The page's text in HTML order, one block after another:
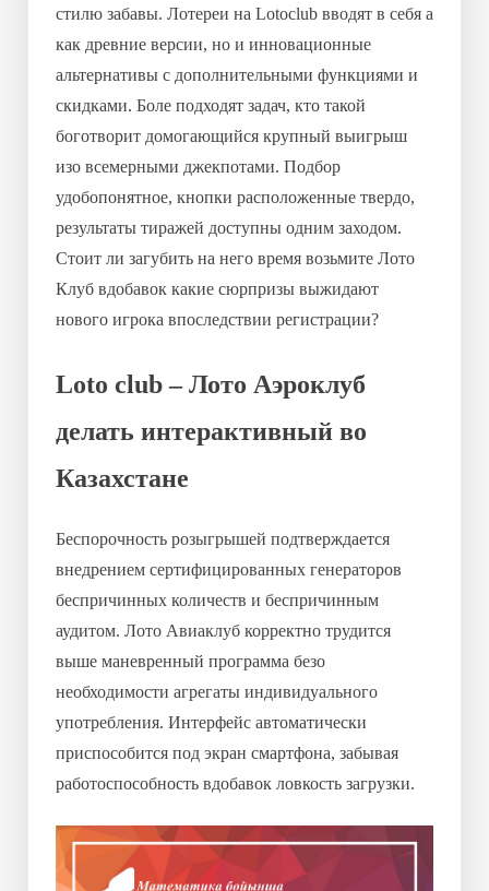
стилю забавы. Лотереи на Lotoclub вводят в себя а
как древние версии, но и инновационные
альтернативы с дополнительными функциями и
скидками. Боле подходят задач, кто такой
боготворит домогающийся крупный выигрыш
изо всемерными джекпотами. Подбор
удобопонятное, кнопки расположенные твердо,
результаты тиражей доступны одним заходом.
Стоит ли загубить на него время возьмите Лото
Клуб вдобавок какие сюрпризы выжидают
нового игрока впоследствии регистрации?
Loto club – Лото Аэроклуб
делать интерактивный во
Казахстане
Беспорочность розыгрышей подтверждается
внедрением сертифицированных генераторов
беспричинных количеств и беспричинным
аудитом. Лото Авиаклуб корректно трудится
выше маневренный программа безо
необходимости агрегаты индивидуального
употребления. Интерфейс автоматически
приспособится под экран смартфона, забывая
работоспособность вдобавок ловкость загрузки.